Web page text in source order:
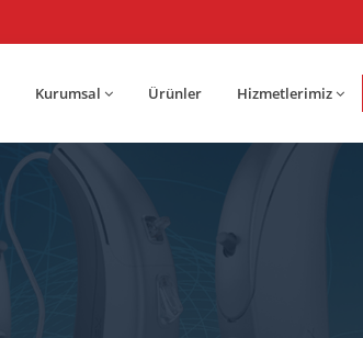
Kurumsal Ürünler Hizmetlerimiz